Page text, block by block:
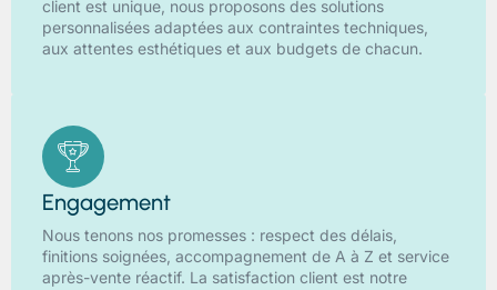
client est unique, nous proposons des solutions
personnalisées adaptées aux contraintes techniques,
aux attentes esthétiques et aux budgets de chacun.
Engagement
Nous tenons nos promesses : respect des délais,
finitions soignées, accompagnement de A à Z et service
après-vente réactif. La satisfaction client est notre